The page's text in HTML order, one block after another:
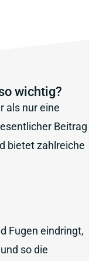
wichtig?
als nur eine
Beitrag
bietet zahlreiche
Fugen eindringt,
so die